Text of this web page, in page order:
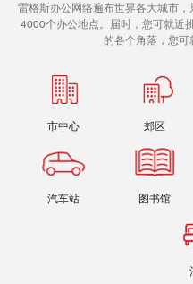
雷格斯办公网络遍布世界各大城市
4000个办公地点。届时，您可就近
的各个角落，您可
市中心 郊区
汽车站 图书馆